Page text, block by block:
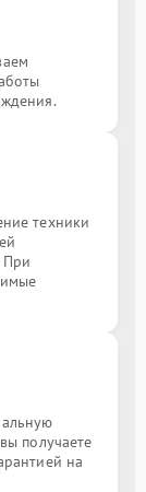
техники
При
получаете
на